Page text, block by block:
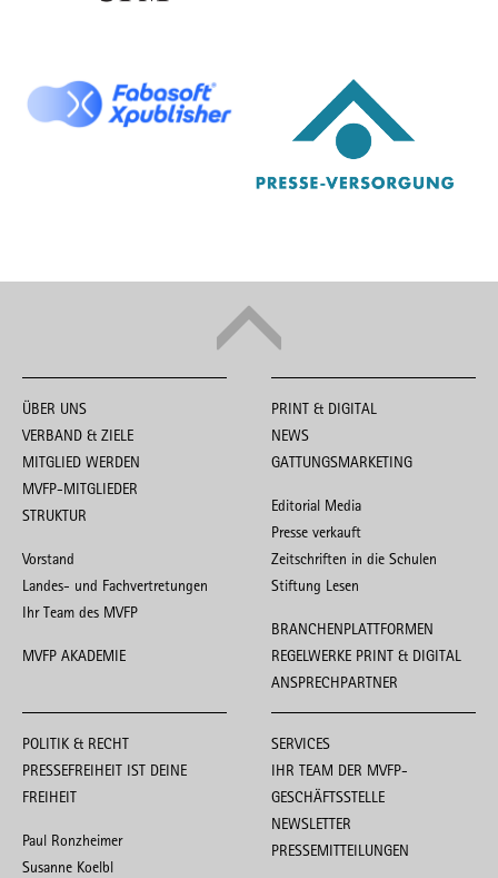
ÜBER UNS
VERBAND & ZIELE
MITGLIED WERDEN
MVFP-MITGLIEDER
STRUKTUR
Vorstand
Landes- und Fachvertretungen
Ihr Team des MVFP
MVFP AKADEMIE
PRINT & DIGITAL
NEWS
GATTUNGSMARKETING
Editorial Media
Presse verkauft
Zeitschriften in die Schulen
Stiftung Lesen
BRANCHENPLATTFORMEN
REGELWERKE PRINT & DIGITAL
ANSPRECHPARTNER
POLITIK & RECHT
PRESSEFREIHEIT IST DEINE
FREIHEIT
Paul Ronzheimer
Susanne Koelbl
SERVICES
IHR TEAM DER MVFP-
GESCHÄFTSSTELLE
NEWSLETTER
PRESSEMITTEILUNGEN